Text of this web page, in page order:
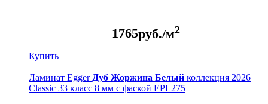
1765руб./м2
Купить
Ламинат Egger Дуб Жоржина Белый коллекция 2026
Classic 33 класс 8 мм с фаской EPL275